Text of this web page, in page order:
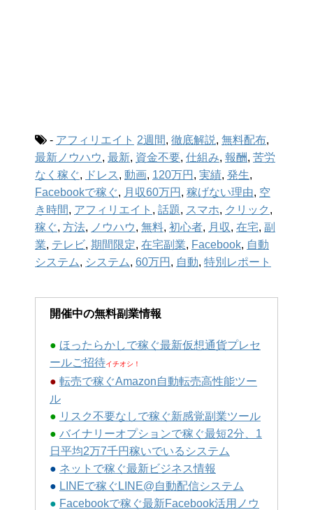
- アフィリエイト 2週間, 徹底解説, 無料配布,
最新ノウハウ, 最新, 資金不要, 仕組み, 報酬, 苦労
なく稼ぐ, ドレス , 動画, 120万円 , 実績, 発生,
Facebookで稼ぐ, 月収60万円 , 稼げない理由, 空
き時間, アフィリエイト , 話題, スマホ, クリック ,
稼ぐ, 方法, ノウハウ, 無料, 初心者, 月収, 在宅, 副
業, テレビ, 期間限定, 在宅副業, Facebook, 自動
システム, システム, 60万円 , 自動, 特別レポート
開催中の無料副業情報
● ほったらかしで稼ぐ最新仮想通貨プレセ
ールご招待イチオシ！
● 転売で稼ぐAmazon自動転売高性能ツー
ル
● リスク不要なしで稼ぐ新感覚副業ツール
● バイナリーオプションで稼ぐ最短2分、1
日平均2万7千円稼いでいるシステム
● ネットで稼ぐ最新ビジネス情報
● LINEで稼ぐLINE@自動配信システム
● Facebookで稼ぐ最新Facebook活用ノウ